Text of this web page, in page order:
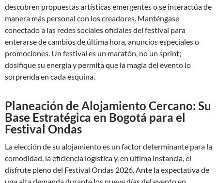
descubren propuestas artísticas emergentes o se interactúa de
manera más personal con los creadores. Manténgase
conectado a las redes sociales oficiales del festival para
enterarse de cambios de última hora, anuncios especiales o
promociones. Un festival es un maratón, no un sprint;
dosifique su energía y permita que la magia del evento lo
sorprenda en cada esquina.
Planeación de Alojamiento Cercano: Su
Base Estratégica en Bogotá para el
Festival Ondas
La elección de su alojamiento es un factor determinante para la
comodidad, la eficiencia logística y, en última instancia, el
disfrute pleno del Festival Ondas 2026. Ante la expectativa de